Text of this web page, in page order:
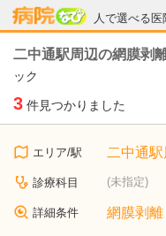
人で選べる医
病院なび
二中通駅周辺の網膜剥
ック
3 件見つかりました
エリア/駅 二中通駅
診療科目 (未指定)
詳細条件 網膜剥離